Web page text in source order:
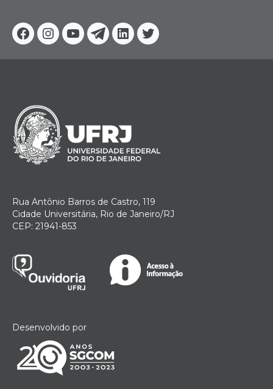
Facebook
Instagram
YoutubeTelegram
Linkedin
Twitter
Rua Antônio Barros de Castro, 119
Cidade Universitária, Rio de Janeiro/RJ
CEP: 21941-853
Desenvolvido por